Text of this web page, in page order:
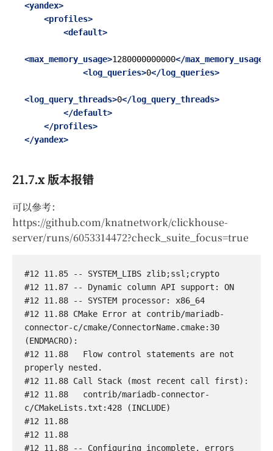
<yandex>
<profiles>
<default>
<max_memory_usage>1280000000000</max_memory_usage>
<log_queries>0</log_queries>
<log_query_threads>0</log_query_threads>
</default>
</profiles>
</yandex>
21.7.x 版本报错
可以參考：
https://github.com/knatnetwork/clickhouse-
server/runs/6053314472?check_suite_focus=true
#12 11.85 -- SYSTEM_LIBS zlib;ssl;crypto
#12 11.87 -- Dynamic column API support: ON
#12 11.88 -- SYSTEM processor: x86_64
#12 11.88 CMake Error at contrib/mariadb-
connector-c/cmake/ConnectorName.cmake:30
(ENDMACRO):
#12 11.88   Flow control statements are not
properly nested.
#12 11.88 Call Stack (most recent call first):
#12 11.88   contrib/mariadb-connector-
c/CMakeLists.txt:428 (INCLUDE)
#12 11.88
#12 11.88
#12 11.88 -- Configuring incomplete, errors